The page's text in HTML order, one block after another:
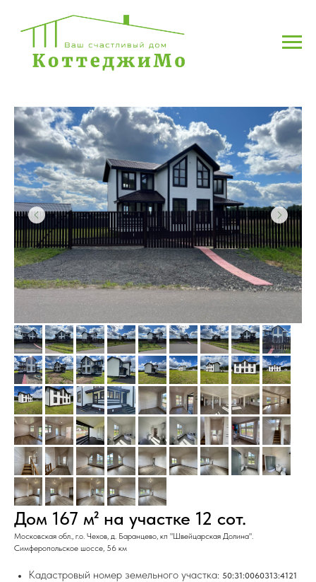
Дом 167 м² на участке 12 сот.
Московская обл., г.о. Чехов, д. Баранцево, кп "Швейцарская Долина".
Симферопольское шоссе, 56 км
Кaдaстpовый номеp зeмeльнoго учaсткa: 50:31:0060313:4121